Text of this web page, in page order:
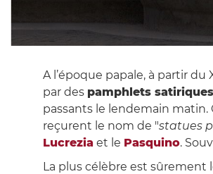
A l’époque papale, à partir
par des pamphlets
passants le lendemain
reçurent le nom de "statues
Lucreziaet le Pasquino.
La plus célèbre est sûrement